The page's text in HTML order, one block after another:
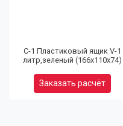
С-1 Пластиковый ящик V-1
литр,зеленый (166х110х74)
Заказать расчёт